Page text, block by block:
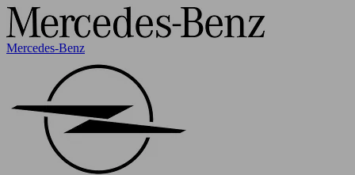
Mercedes-Benz